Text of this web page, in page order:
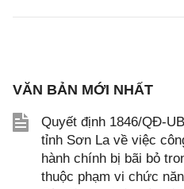
VĂN BẢN MỚI NHẤT
Quyết định 1846/QĐ-
tỉnh Sơn La về việc
hành chính bị bãi bỏ
thuộc phạm vi chức